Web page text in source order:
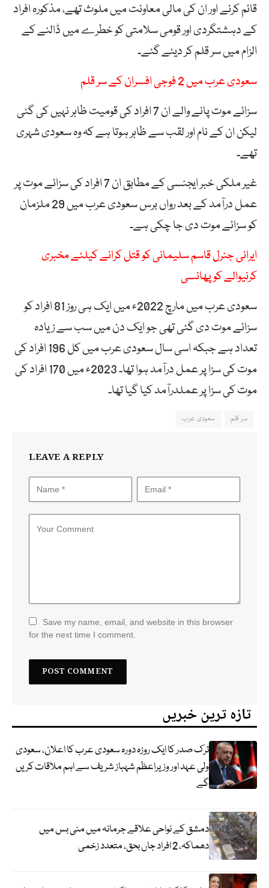
قائم کرنے اور ان کی مالی معاونت میں ملوث تھے، مذکورہ افراد
کے دہشتگردی اور قومی سلامتی کو خطرے میں ڈالنے کے
الزام میں سر قلم کر دیئے گئے۔
سعودی عرب میں 2 فوجی افسران کے سر قلم
سزائے موت پانے والے ان 7 افراد کی قومیت ظاہر نہیں کی گئی
لیکن ان کے نام اور لقب سے ظاہر ہوتا ہے کہ وہ سعودی شہری
تھے۔
غیر ملکی خبر ایجنسی کے مطابق ان 7 افراد کی سزائے موت پر
عمل درآمد کے بعد رواں برس سعودی عرب میں 29 ملزمان
کو سزائے موت دی جا چکی ہے۔
ایرانی جنرل قاسم سلیمانی کو قتل کرانے کیلئے مخبری
کرنیوالے کو پھانسی
سعودی عرب میں مارچ 2022ء میں ایک ہی روز 81 افراد کو
سزائے موت دی گئی تھی جو ایک دن میں سب سے زیادہ
تعداد ہے جبکہ اسی سال سعودی عرب میں کل 196 افراد کی
موت کی سزا پر عمل درآمد ہوا تھا۔ 2023ء میں 170 افراد کی
موت کی سزا پر عملدرآمد کیا گیا تھا۔
سر قلم سعودی عرب
LEAVE A REPLY
Save my name, email, and website in this browser
for the next time I comment.
تازہ ترین خبریں
ترک صدر کا ایک روزہ دورہ سعودی عرب کا اعلان، سعودی
ولی عہد اور وزیراعظم شہباز شریف سے اہم ملاقات کریں
گے
دمشق کے نواحی علاقے جرمانہ میں منی بس میں
دھماکہ، 2 افراد جاں بحق، متعدد زخمی